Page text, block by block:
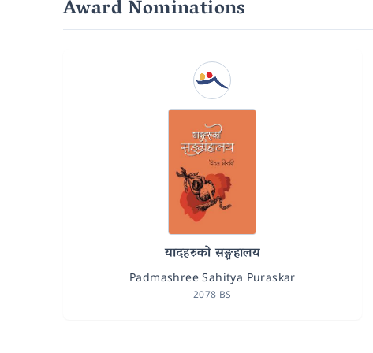
Award Nominations
यादहरुको सङ्ग्रहालय
Padmashree Sahitya Puraskar
2078 BS